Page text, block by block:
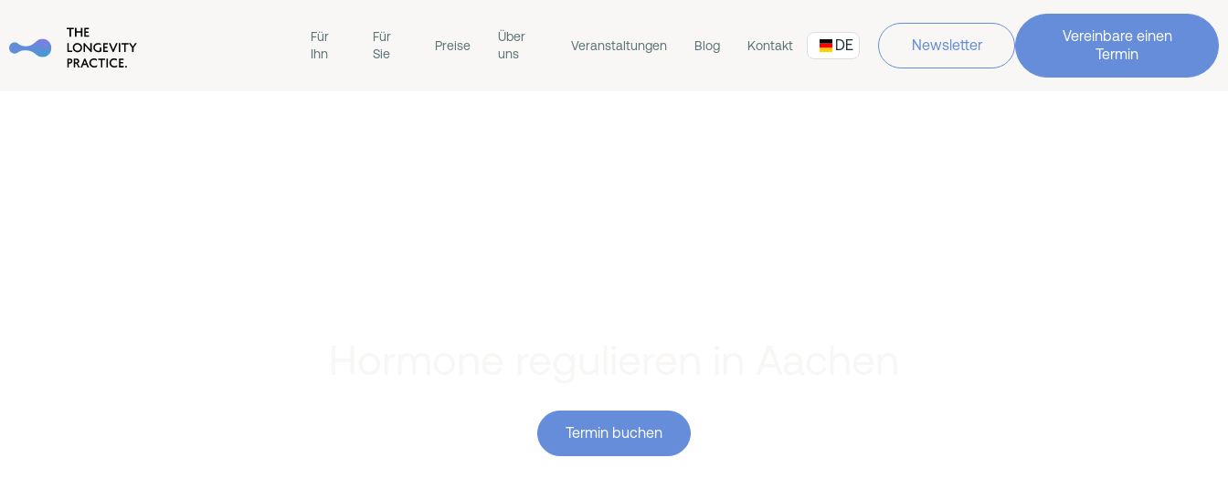
Für
Ihn
Für
Sie
Preise
Über
uns
Veranstaltungen Blog Kontakt DE Newsletter
Vereinbare einen
Termin
Termin buchen